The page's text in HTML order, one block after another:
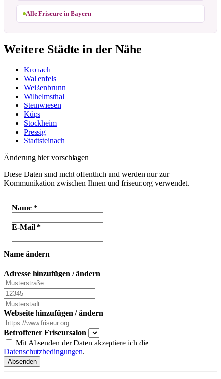
Alle Friseure in Bayern
Weitere Städte in der Nähe
Kronach
Wallenfels
Weißenbrunn
Wilhelmsthal
Steinwiesen
Küps
Stockheim
Pressig
Stadtsteinach
Änderung hier vorschlagen
Diese Daten sind nicht öffentlich und werden nur zur
Kommunikation zwischen Ihnen und friseur.org verwendet.
Name *
E-Mail *
Name ändern
Adresse hinzufügen / ändern
Webseite hinzufügen / ändern
Betroffener Friseursalon
Mit Absenden der Daten akzeptiere ich die
Datenschutzbedingungen.
Absenden